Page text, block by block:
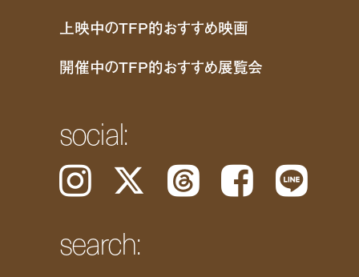
上映中のTFP的おすすめ映画
開催中のTFP的おすすめ展覧会
social:
Instagram 𝕏 Threads Facebook LINE
search: